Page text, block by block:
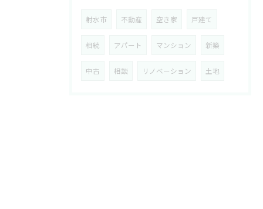
射水市 不動産 空き家 戸建て
相続 アパート マンション 新築
中古 相談 リノベーション 土地